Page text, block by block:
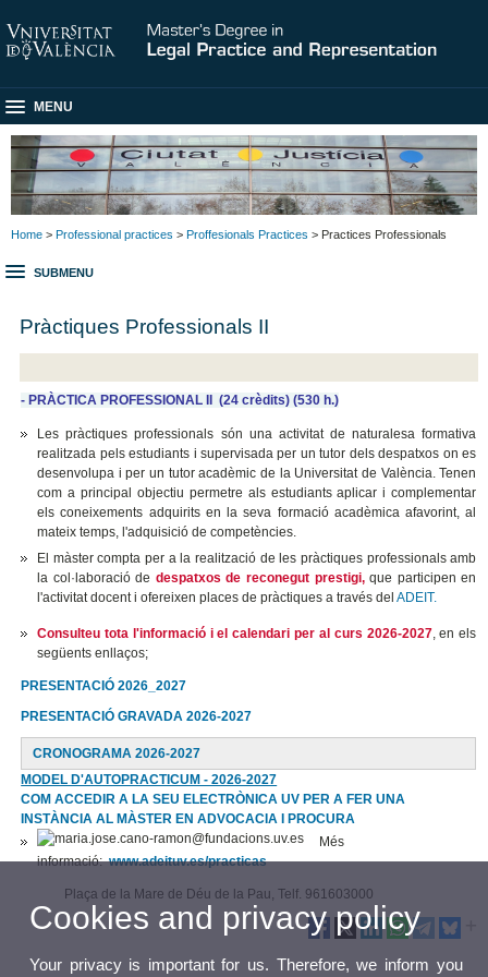
MENU
Home > Professional practices > Proffesionals Practices > Practices Professionals
SUBMENU
Pràctiques Professionals II
- PRÀCTICA PROFESSIONAL II (24 crèdits) (530 h.)
Les pràctiques professionals són una activitat de naturalesa formativa
realitzada pels estudiants i supervisada per un tutor dels despatxos on es
desenvolupa i per un tutor acadèmic de la Universitat de València. Tenen
com a principal objectiu permetre als estudiants aplicar i complementar
els coneixements adquirits en la seva formació acadèmica afavorint, al
mateix temps, l'adquisició de competències.
El màster compta per a la realització de les pràctiques professionals amb
la col·laboració de despatxos de reconegut prestigi,que participen en
l'activitat docent i ofereixen places de pràctiques a través delADEIT.
Consulteu tota l'informació i el calendari per al curs 2026-2027, en els
següents enllaços;
PRESENTACIÓ 2026_2027
PRESENTACIÓ GRAVADA 2026-2027
CRONOGRAMA 2026-2027
MODEL D'AUTOPRACTICUM - 2026-2027
COM ACCEDIR A LA SEU ELECTRÒNICA UV PER A FER UNA
INSTÀNCIA AL MÀSTER EN ADVOCACIA I PROCURA
Més
informació:www.adeituv.es/practicas
Plaça de la Mare de Déu de la Pau, Telf. 961603000
Cookies and privacy policy
Your privacy is important for us. Therefore, we inform you